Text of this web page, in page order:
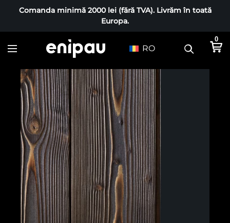
Comanda minimă 2000 lei (fără TVA). Livrăm în toată
Europa.
RO
0